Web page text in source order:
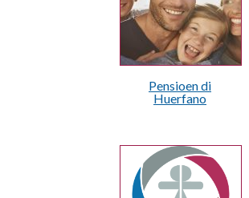
Pensioen di
Huerfano